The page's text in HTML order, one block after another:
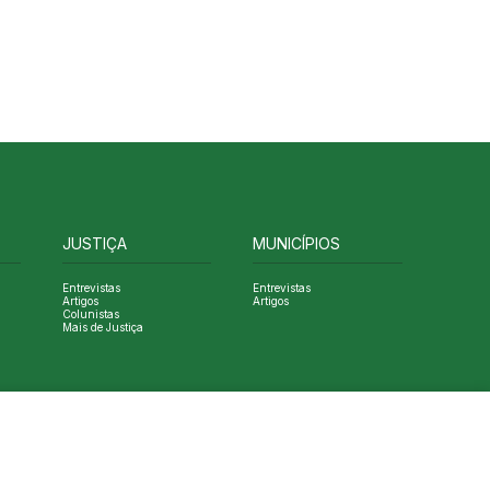
JUSTIÇA
Entrevistas
Artigos
Colunistas
Mais de Justiça
MUNICÍPIOS
Entrevistas
Artigos